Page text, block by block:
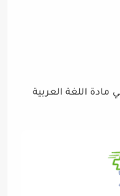
اللغة العربية